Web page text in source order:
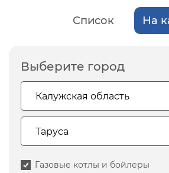
Список На
Выберите город
Газовые котлы и бойлеры